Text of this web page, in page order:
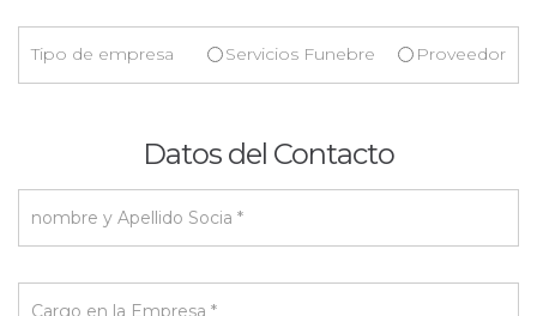
Tipo de empresa Servicios Funebre Proveedor
Datos del Contacto